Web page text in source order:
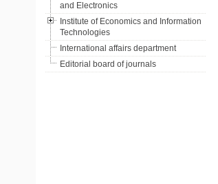
and Electronics
Institute of Economics and Information
Technologies
International affairs department
Editorial board of journals